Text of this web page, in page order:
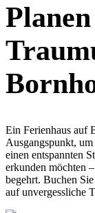
Ein Ferienhaus auf
Ausgangspunkt,
einen entspannten
erkunden möchten
begehrt. Buchen
auf unvergessliche